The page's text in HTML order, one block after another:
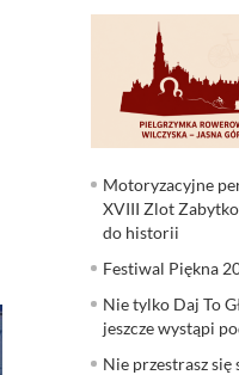
Motoryzacyjne
XVIII Zlot
do historii
Festiwal Piękna
Nie tylko Daj To
jeszcze wystąpi
Nie przestrasz się